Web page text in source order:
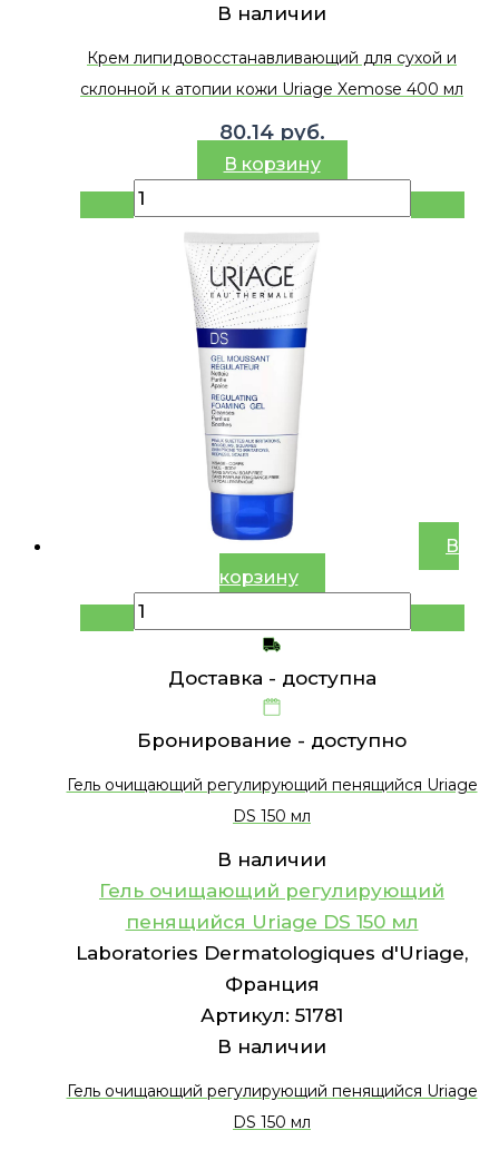
В наличии
Крем липидовосстанавливающий для сухой и
склонной к атопии кожи Uriage Xemose 400 мл
80.14 руб.
В корзину
В
корзину
Доставка - доступна
Бронирование - доступно
Гель очищающий регулирующий пенящийся Uriage
DS 150 мл
В наличии
Гель очищающий регулирующий
пенящийся Uriage DS 150 мл
Laboratories Dermatologiques d'Uriage,
Франция
Артикул: 51781
В наличии
Гель очищающий регулирующий пенящийся Uriage
DS 150 мл